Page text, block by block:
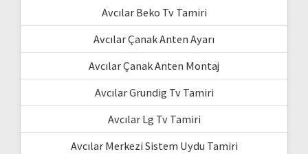
Avcılar Beko Tv Tamiri
Avcılar Çanak Anten Ayarı
Avcılar Çanak Anten Montaj
Avcılar Grundig Tv Tamiri
Avcılar Lg Tv Tamiri
Avcılar Merkezi Sistem Uydu Tamiri